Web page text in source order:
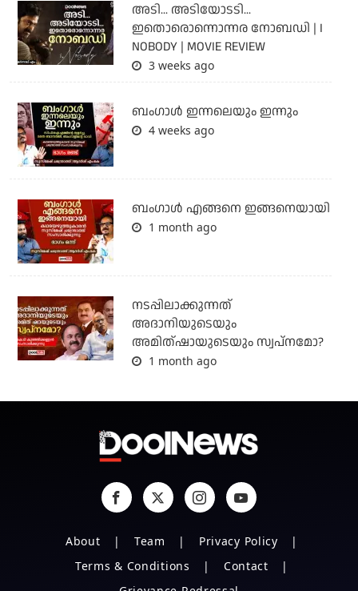
അടി... അടിയോടടി...
ഇതൊരൊന്നൊന്നര നോബഡി | I
NOBODY | MOVIE REVIEW
3 weeks ago
ബംഗാള്‍ ഇന്നലെയും ഇന്നും
4 weeks ago
ബം​ഗാൾ എങ്ങനെ ഇങ്ങനെയായി
1 month ago
നടപ്പിലാക്കുന്നത്
അദാനിയുടെയും
അമിത്ഷായുടെയും സ്വപ്നമോ?
1 month ago
About Team
Privacy Policy
Terms & Conditions
Contact